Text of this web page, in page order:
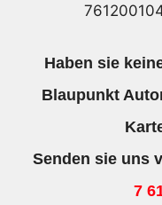
Haben sie
Blaupunkt
Senden sie uns
7